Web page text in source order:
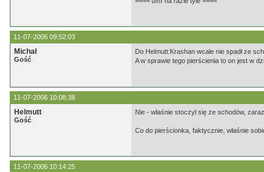
11-07-2006 09:52:03
Michał
Gość
Do Helmutt:Krashan wcale nie spadł ze
A w sprawie tego pierścienia to on jest w
11-07-2006 10:08:38
Helmutt
Gość
Nie - właśnie stoczył się ze schodów,
Co do pierścionka, faktycznie, właśnie
11-07-2006 10:14:25